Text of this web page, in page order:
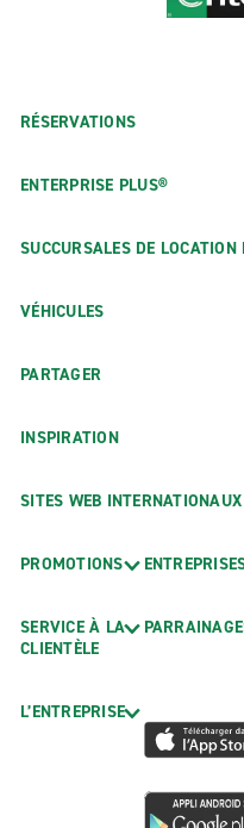
RÉSERVATIONS
ENTERPRISE PLUS®
SUCCURSALES DE LOCATION
VÉHICULES
PARTAGER
INSPIRATION
SITES WEB INTERNATIONAUX
PROMOTIONS
SERVICE À LA
CLIENTÈLE
L’ENTREPRISE